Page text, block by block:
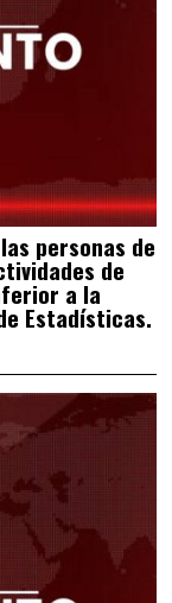
personas de
de
a la
Estadísticas.